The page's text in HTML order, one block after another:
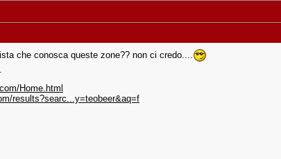
che conosca queste zone?? non ci credo....
Home.html
results?searc...y=teobeer&aq=f